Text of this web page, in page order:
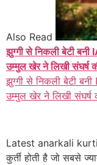
Also Read
झुग्गी से निकली बेटी बनी
उम्मुल खेर ने लिखी संघर्ष
झुग्गी से निकली बेटी
उम्मुल खेर ने लिखी संघर्ष
Latest anarkali kurti :
कुर्ती होती है जो सबसे